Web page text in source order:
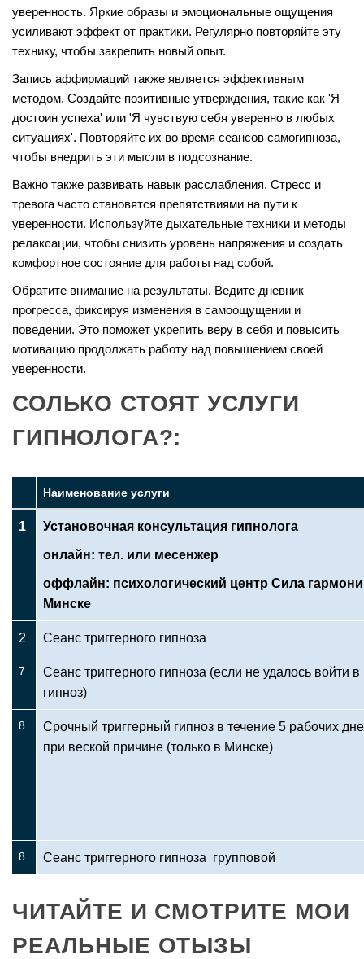
уверенность. Яркие образы и эмоциональные ощущения
усиливают эффект от практики. Регулярно повторяйте эту
технику, чтобы закрепить новый опыт.
Запись аффирмаций также является эффективным
методом. Создайте позитивные утверждения, такие как 'Я
достоин успеха' или 'Я чувствую себя уверенно в любых
ситуациях'. Повторяйте их во время сеансов самогипноза,
чтобы внедрить эти мысли в подсознание.
Важно также развивать навык расслабления. Стресс и
тревога часто становятся препятствиями на пути к
уверенности. Используйте дыхательные техники и методы
релаксации, чтобы снизить уровень напряжения и создать
комфортное состояние для работы над собой.
Обратите внимание на результаты. Ведите дневник
прогресса, фиксируя изменения в самоощущении и
поведении. Это поможет укрепить веру в себя и повысить
мотивацию продолжать работу над повышением своей
уверенности.
СОЛЬКО СТОЯТ УСЛУГИ
ГИПНОЛОГА?:
Наименование услуги
1 Установочная консультация гипнолога
онлайн: тел. или месенжер
оффлайн: психологический центр Сила
Минске
2 Сеанс триггерного гипноза
7
Сеанс триггерного гипноза (если не удалось войти в
гипноз)
8
Срочный триггерный гипноз в течение 5 рабочих
при веской причине (только в Минске)
8 Сеанс триггерного гипноза групповой
ЧИТАЙТЕ И СМОТРИТЕ МОИ
РЕАЛЬНЫЕ ОТЫЗЫ